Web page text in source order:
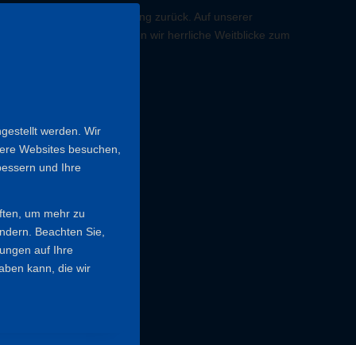
werden. Wir
Websites besuchen,
und Ihre
um mehr zu
Beachten Sie,
auf Ihre
kann, die wir
dann bald die Bebauung zurück. Auf unserer
Unterwegs genießen wir herrliche Weitblicke zum